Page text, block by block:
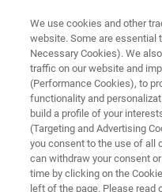
【日産アーク X BRUKER共催】二次
【日産アーク
NMRおよび
る Liイオン拡
イオン二次電
We use cookies and other
website. Some are essential
Necessary Cookies). We
traffic on our website and
(Performance Cookies), to
functionality and
build a profile of your
(Targeting and Advertising
you consent to the use of all
can withdraw your consent
time by clicking on the
left of the page. Please read